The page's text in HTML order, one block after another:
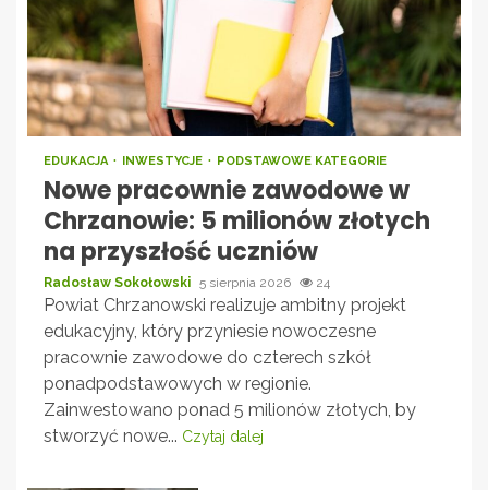
EDUKACJA INWESTYCJE PODSTAWOWE KATEGORIE
Nowe pracownie zawodowe w
Chrzanowie: 5 milionów złotych
na przyszłość uczniów
Radosław Sokołowski 5 sierpnia 2026 24
Powiat Chrzanowski realizuje ambitny projekt
edukacyjny, który przyniesie nowoczesne
pracownie zawodowe do czterech szkół
ponadpodstawowych w regionie.
Zainwestowano ponad 5 milionów złotych, by
stworzyć nowe... Czytaj dalej